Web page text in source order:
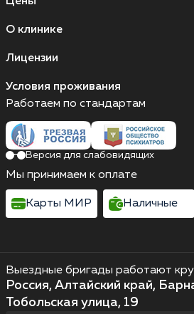
О клинике
Лицензии
Условия проживания
Выездные бригады работают
Россия, Алтайский край,
Тобольская улица, 19
Работаем по стандартам
Версия для слабовидящих
Мы принимаем к оплате
Карты МИР Наличные